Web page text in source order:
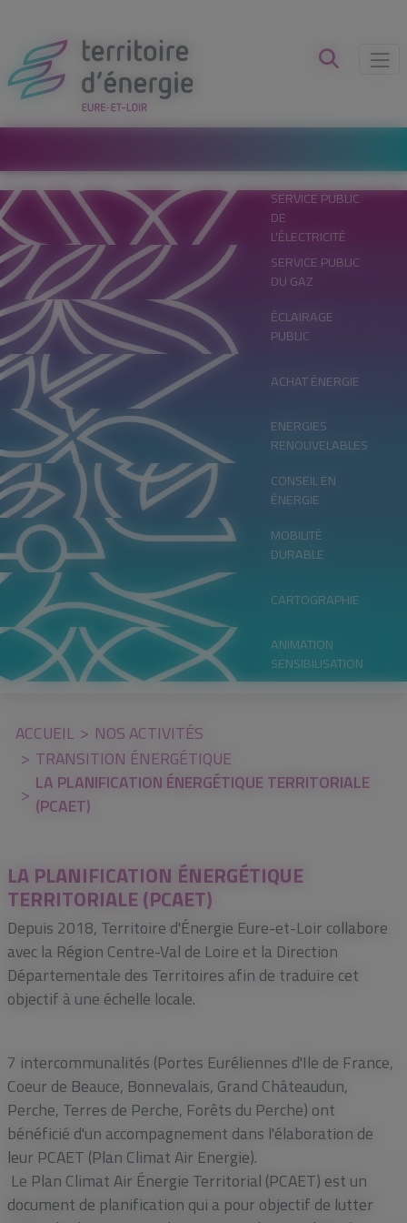
SERVICE PUBLIC
DE
L'ÉLECTRICITÉ
SERVICE PUBLIC
DU GAZ
ÉCLAIRAGE
PUBLIC
ACHAT ÉNERGIE
ENERGIES
RENOUVELABLES
CONSEIL EN
ÉNERGIE
MOBILITÉ
DURABLE
CARTOGRAPHIE
ANIMATION
SENSIBILISATION
ACCUEIL
NOS ACTIVITÉS
TRANSITION ÉNERGÉTIQUE
LA PLANIFICATION ÉNERGÉTIQUE TERRITORIALE
(PCAET)
LA PLANIFICATION ÉNERGÉTIQUE
TERRITORIALE (PCAET)
Depuis 2018, Territoire d'Énergie Eure-et-Loir collabore
avec la Région Centre-Val de Loire et la Direction
Départementale des Territoires afin de traduire cet
objectif à une échelle locale.
7 intercommunalités (Portes Euréliennes d'Ile de France,
Coeur de Beauce, Bonnevalais, Grand Châteaudun,
Perche, Terres de Perche, Forêts du Perche) ont
bénéficié d'un accompagnement dans l'élaboration de
leur PCAET (Plan Climat Air Energie).
Le Plan Climat Air Énergie Territorial (PCAET) est un
document de planification qui a pour objectif de lutter